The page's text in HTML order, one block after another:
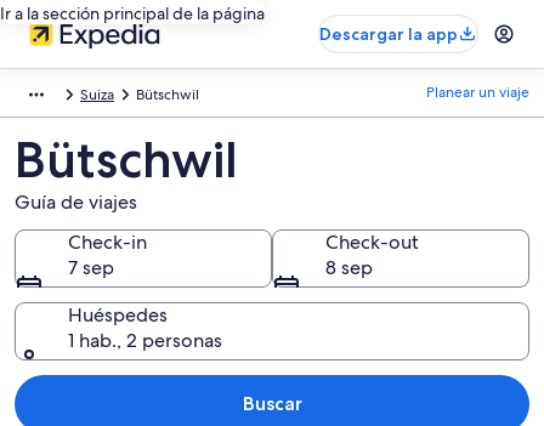
Ir a la sección principal de la página
Descargar la app
Suiza Bütschwil Planear un viaje
Bütschwil
Guía de viajes
Check-in
7 sep
Check-out
8 sep
Huéspedes
1 hab., 2 personas
Buscar